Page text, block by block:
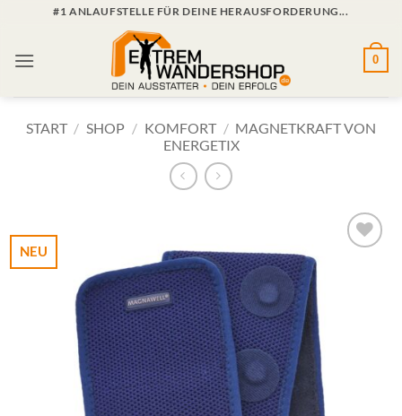
#1 ANLAUFSTELLE FÜR DEINE HERAUSFORDERUNG...
0
START / SHOP / KOMFORT / MAGNETKRAFT VON
ENERGETIX
NEU
Wunschliste
hinzufügen